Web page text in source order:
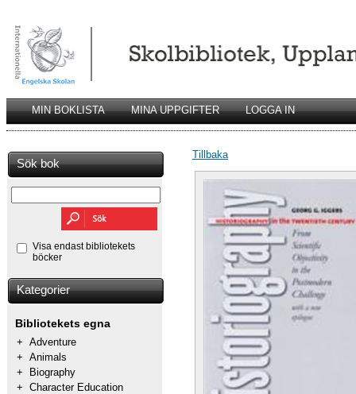
MIN BOKLISTA MINA UPPGIFTER LOGGA IN
Sök bok
Visa endast bibliotekets
böcker
Kategorier
Bibliotekets egna
+ Adventure
+ Animals
+
Biography
+ Character Education
Tillbaka